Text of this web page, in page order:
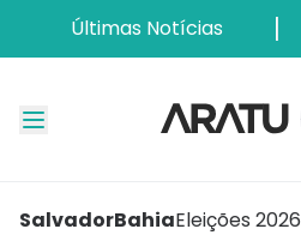
Últimas Notícias
SalvadorBahiaEleições 2026